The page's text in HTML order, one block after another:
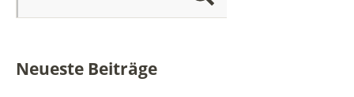
Neueste Beiträge